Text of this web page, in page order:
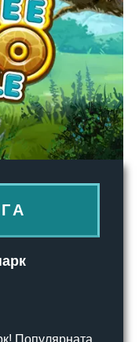
Популярната